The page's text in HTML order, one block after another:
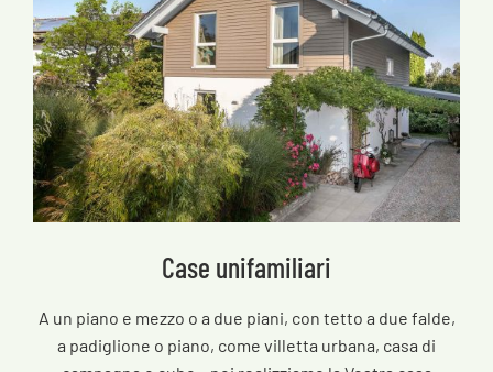
Case unifamiliari
A un piano e mezzo o a due piani, con tetto a due falde,
a padiglione o piano, come villetta urbana, casa di